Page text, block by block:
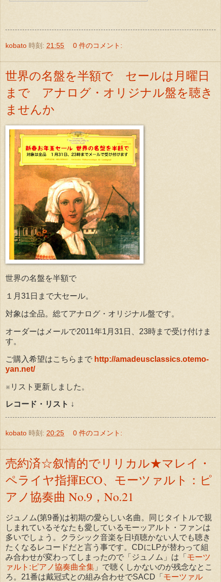
kobato 時刻: 21:55 0 件のコメント:
世界の名盤を半額で セールは月曜日
まで アナログ・オリジナル盤を聴き
ませんか
世界の名盤を半額で
１月31日まで大セール。
対象は全品。総てアナログ・オリジナル盤です。
オーダーはメールで2011年1月31日、23時まで受け付けま
す。
ご購入希望はこちらまで http://amadeusclassics.otemo-
yan.net/
※リスト更新しました。
レコード・リスト ↓
kobato 時刻: 20:25 0 件のコメント:
売約済☆叙情的でリリカル★マレイ・
ペライヤ指揮ECO、モーツァルト：ピ
アノ協奏曲 No.9，No.21
ジュノム(第9番)は初期の愛らしい名曲。同じタイトルで親
しまれているそなたも愛しているモーッアルト・ファンは
多いでしょう。クラシック音楽を日頃聴かない人でも聴き
たくなるレコードだと言う事です。CDにLPが替わって組
み合わせが変わってしまったので「ジュノム」は「 モーツ
ァルト:ピアノ協奏曲全集 」で聴くしかないのが残念なとこ
ろ。21番は戴冠式との組み合わせでSACD「 モーツァル